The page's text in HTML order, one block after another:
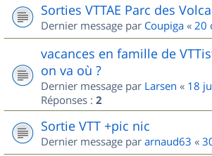
Sorties VTTAE Parc des
Dernier message par Coupiga « 20
vacances en famille de
on va où ?
Dernier message par Larsen « 18
Réponses : 2
Sortie VTT +pic nic
Dernier message par arnaud63 «